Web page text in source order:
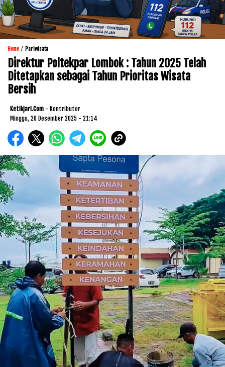
Home / Pariwisata
Direktur Poltekpar Lombok : Tahun 2025 Telah
Ditetapkan sebagai Tahun Prioritas Wisata
Bersih
Ketikjari.com - Kontributor
Minggu, 28 Desember 2025 - 21:14